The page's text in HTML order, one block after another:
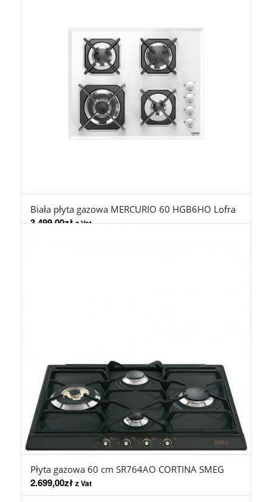
Biała płyta gazowa MERCURIO 60 HGB6HO Lofra
3.499,00zł z Vat
Płyta gazowa 60 cm SR764AO CORTINA SMEG
2.699,00zł z Vat